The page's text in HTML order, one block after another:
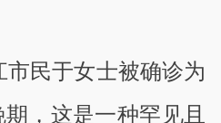
市民于女士被确诊为
，这是一种罕见且